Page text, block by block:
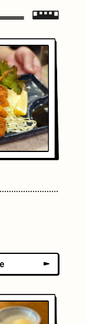
ジェラート
おにぎり